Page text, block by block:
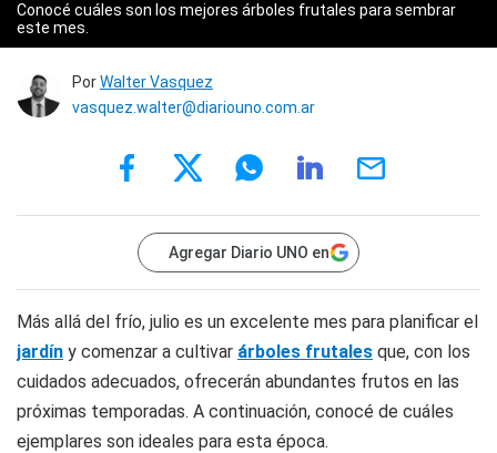
Conocé cuáles son los mejores árboles frutales para sembrar
este mes.
PorWalter Vasquez
vasquez.walter@diariouno.com.ar
Agregar Diario UNO en
Más allá del frío, julio es un excelente mes para planificar el
jardín y comenzar a cultivar árboles frutales que, con los
cuidados adecuados, ofrecerán abundantes frutos en las
próximas temporadas. A continuación, conocé de cuáles
ejemplares son ideales para esta época.